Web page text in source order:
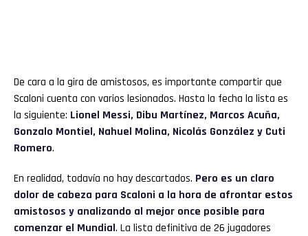
De cara a la gira de amistosos, es importante compartir que
Scaloni cuenta con varios lesionados. Hasta la fecha la lista es
la siguiente: Lionel Messi, Dibu Martínez, Marcos Acuña,
Gonzalo Montiel, Nahuel Molina, Nicolás González y Cuti
Romero.
En realidad, todavía no hay descartados. Pero es un claro
dolor de cabeza para Scaloni a la hora de afrontar estos
amistosos y analizando al mejor once posible para
comenzar el Mundial. La lista definitiva de 26 jugadores